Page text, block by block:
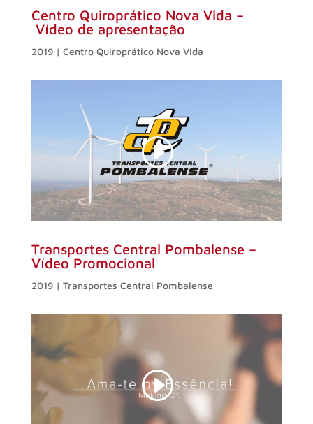
Centro Quiroprático Nova Vida –
Vídeo de apresentação
2019 | Centro Quiroprático Nova Vida
Transportes Central Pombalense –
Vídeo Promocional
2019 | Transportes Central Pombalense